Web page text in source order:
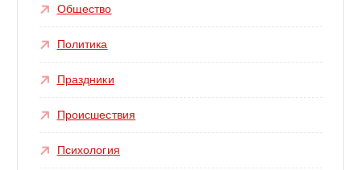
Общество
Политика
Праздники
Происшествия
Психология